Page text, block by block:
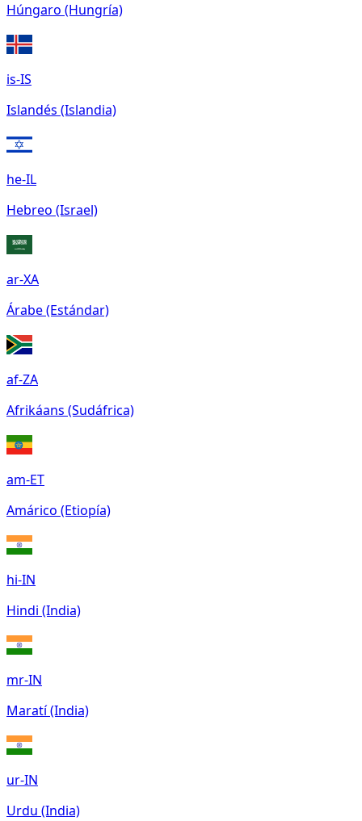
Húngaro (Hungría)
is-IS
Islandés (Islandia)
he-IL
Hebreo (Israel)
ar-XA
Árabe (Estándar)
af-ZA
Afrikáans (Sudáfrica)
am-ET
Amárico (Etiopía)
hi-IN
Hindi (India)
mr-IN
Maratí (India)
ur-IN
Urdu (India)